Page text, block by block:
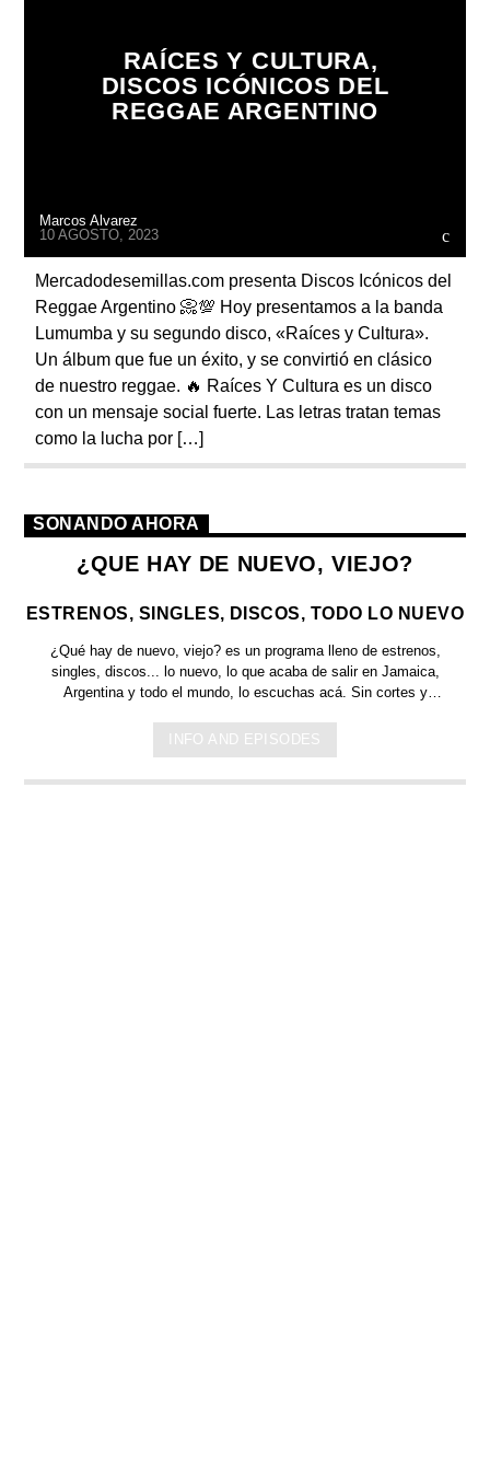
RAÍCES Y CULTURA,
DISCOS ICÓNICOS DEL
REGGAE ARGENTINO
Marcos Alvarez
10 AGOSTO, 2023
Mercadodesemillas.com presenta Discos Icónicos del
Reggae Argentino 📀💯 Hoy presentamos a la banda
Lumumba y su segundo disco, «Raíces y Cultura».
Un álbum que fue un éxito, y se convirtió en clásico
de nuestro reggae. 🔥 Raíces Y Cultura es un disco
con un mensaje social fuerte. Las letras tratan temas
como la lucha por […]
SONANDO AHORA
¿QUE HAY DE NUEVO, VIEJO?
ESTRENOS, SINGLES, DISCOS, TODO LO NUEVO
¿Qué hay de nuevo, viejo?es un programa lleno de estrenos,
singles, discos... lo nuevo, lo que acaba de salir enJamaica,
Argentina y todo el mundo, lo escuchas acá. Sin cortes y
INFO AND EPISODES